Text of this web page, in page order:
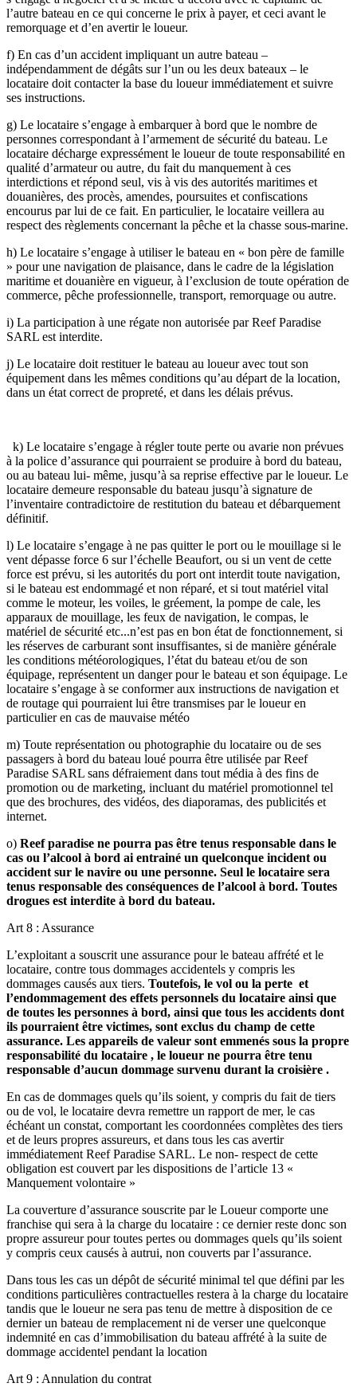
l’autre bateau en ce qui concerne le prix à payer, et ceci avant le
remorquage et d’en avertir le loueur.
f) En cas d’un accident impliquant un autre bateau –
indépendamment de dégâts sur l’un ou les deux bateaux – le
locataire doit contacter la base du loueur immédiatement et suivre
ses instructions.
g) Le locataire s’engage à embarquer à bord que le nombre de
personnes correspondant à l’armement de sécurité du bateau. Le
locataire décharge expressément le loueur de toute responsabilité en
qualité d’armateur ou autre, du fait du manquement à ces
interdictions et répond seul, vis à vis des autorités maritimes et
douanières, des procès, amendes, poursuites et confiscations
encourus par lui de ce fait. En particulier, le locataire veillera au
respect des règlements concernant la pêche et la chasse sous-marine.
h) Le locataire s’engage à utiliser le bateau en « bon père de famille
» pour une navigation de plaisance, dans le cadre de la législation
maritime et douanière en vigueur, à l’exclusion de toute opération de
commerce, pêche professionnelle, transport, remorquage ou autre.
i) La participation à une régate non autorisée par Reef Paradise
SARL est interdite.
j) Le locataire doit restituer le bateau au loueur avec tout son
équipement dans les mêmes conditions qu’au départ de la location,
dans un état correct de propreté, et dans les délais prévus.
k) Le locataire s’engage à régler toute perte ou avarie non prévues
à la police d’assurance qui pourraient se produire à bord du bateau,
ou au bateau lui- même, jusqu’à sa reprise effective par le loueur. Le
locataire demeure responsable du bateau jusqu’à signature de
l’inventaire contradictoire de restitution du bateau et débarquement
définitif.
l) Le locataire s’engage à ne pas quitter le port ou le mouillage si le
vent dépasse force 6 sur l’échelle Beaufort, ou si un vent de cette
force est prévu, si les autorités du port ont interdit toute navigation,
si le bateau est endommagé et non réparé, et si tout matériel vital
comme le moteur, les voiles, le gréement, la pompe de cale, les
apparaux de mouillage, les feux de navigation, le compas, le
matériel de sécurité etc...n’est pas en bon état de fonctionnement, si
les réserves de carburant sont insuffisantes, si de manière générale
les conditions météorologiques, l’état du bateau et/ou de son
équipage, représentent un danger pour le bateau et son équipage. Le
locataire s’engage à se conformer aux instructions de navigation et
de routage qui pourraient lui être transmises par le loueur en
particulier en cas de mauvaise météo
m) Toute représentation ou photographie du locataire ou de ses
passagers à bord du bateau loué pourra être utilisée par Reef
Paradise SARL sans défraiement dans tout média à des fins de
promotion ou de marketing, incluant du matériel promotionnel tel
que des brochures, des vidéos, des diaporamas, des publicités et
internet.
o) Reef paradise ne pourra pas être tenus responsable dans le
cas ou l’alcool à bord ai entrainé un quelconque incident ou
accident sur le navire ou une personne. Seul le locataire sera
tenus responsable des conséquences de l’alcool à bord. Toutes
drogues est interdite à bord du bateau.
Art 8 : Assurance
L’exploitant a souscrit une assurance pour le bateau affrété et le
locataire, contre tous dommages accidentels y compris les
dommages causés aux tiers. Toutefois, le vol ou la perte et
l’endommagement des effets personnels du locataire ainsi que
de toutes les personnes à bord, ainsi que tous les accidents dont
ils pourraient être victimes, sont exclus du champ de cette
assurance. Les appareils de valeur sont emmenés sous la propre
responsabilité du locataire , le loueur ne pourra être tenu
responsable d’aucun dommage survenu durant la croisière .
En cas de dommages quels qu’ils soient, y compris du fait de tiers
ou de vol, le locataire devra remettre un rapport de mer, le cas
échéant un constat, comportant les coordonnées complètes des tiers
et de leurs propres assureurs, et dans tous les cas avertir
immédiatement Reef Paradise SARL. Le non- respect de cette
obligation est couvert par les dispositions de l’article 13 «
Manquement volontaire »
La couverture d’assurance souscrite par le Loueur comporte une
franchise qui sera à la charge du locataire : ce dernier reste donc son
propre assureur pour toutes pertes ou dommages quels qu’ils soient
y compris ceux causés à autrui, non couverts par l’assurance.
Dans tous les cas un dépôt de sécurité minimal tel que défini par les
conditions particulières contractuelles restera à la charge du locataire
tandis que le loueur ne sera pas tenu de mettre à disposition de ce
dernier un bateau de remplacement ni de verser une quelconque
indemnité en cas d’immobilisation du bateau affrété à la suite de
dommage accidentel pendant la location
Art 9 : Annulation du contrat